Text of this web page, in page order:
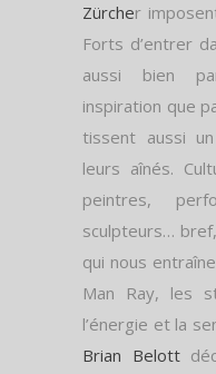
Zürcher
Forts d’entrer
aussi bien
inspiration que
tissent aussi
leurs aînés.
peintres,
sculpteurs…
qui nous
Man Ray, les
l’énergie et la
Brian Belott